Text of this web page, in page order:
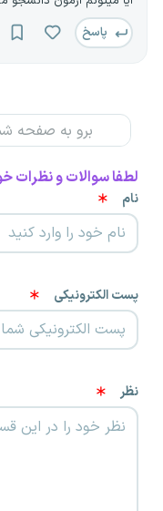
پاسخ
لطفا سوالات و نظرات
نام
پست الکترونیکی
نظر